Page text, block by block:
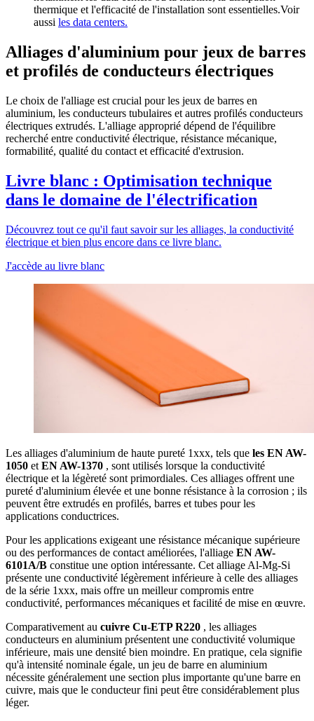
thermique et l'efficacité de l'installation sont essentielles.Voir
aussi les data centers.
Alliages d'aluminium pour jeux de barres
et profilés de conducteurs électriques
Le choix de l'alliage est crucial pour les jeux de barres en
aluminium, les conducteurs tubulaires et autres profilés conducteurs
électriques extrudés. L'alliage approprié dépend de l'équilibre
recherché entre conductivité électrique, résistance mécanique,
formabilité, qualité du contact et efficacité d'extrusion.
Livre blanc : Optimisation technique
dans le domaine de l'électrification
Découvrez tout ce qu'il faut savoir sur les alliages, la conductivité
électrique et bien plus encore dans ce livre blanc.
J'accède au livre blanc
Les alliages d'aluminium de haute pureté 1xxx, tels que les EN AW-
1050 et EN AW-1370 , sont utilisés lorsque la conductivité
électrique et la légèreté sont primordiales. Ces alliages offrent une
pureté d'aluminium élevée et une bonne résistance à la corrosion ; ils
peuvent être extrudés en profilés, barres et tubes pour les
applications conductrices.
Pour les applications exigeant une résistance mécanique supérieure
ou des performances de contact améliorées, l'alliage EN AW-
6101A/B constitue une option intéressante. Cet alliage Al-Mg-Si
présente une conductivité légèrement inférieure à celle des alliages
de la série 1xxx, mais offre un meilleur compromis entre
conductivité, performances mécaniques et facilité de mise en œuvre.
Comparativement au cuivre Cu-ETP R220 , les alliages
conducteurs en aluminium présentent une conductivité volumique
inférieure, mais une densité bien moindre. En pratique, cela signifie
qu'à intensité nominale égale, un jeu de barre en aluminium
nécessite généralement une section plus importante qu'une barre en
cuivre, mais que le conducteur fini peut être considérablement plus
léger.